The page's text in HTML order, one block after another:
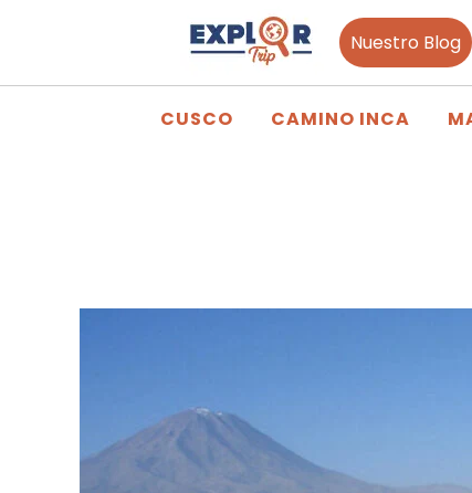
Nuestro Blog
CUSCO CAMINO INCA